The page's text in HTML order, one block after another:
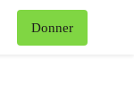
Donner